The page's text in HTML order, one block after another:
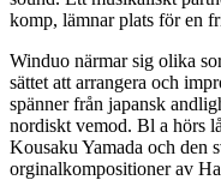
komp, lämnar plats för en
Winduo närmar sig olika
sättet att arrangera och
spänner från japansk
nordiskt vemod. Bl a hörs
Kousaku Yamada och den
orginalkompositioner av